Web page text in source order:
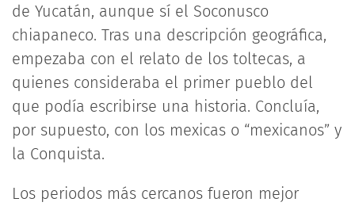
de Yucatán, aunque sí el Soconusco
chiapaneco. Tras una descripción geográfica,
empezaba con el relato de los toltecas, a
quienes consideraba el primer pueblo del
que podía escribirse una historia. Concluía,
por supuesto, con los mexicas o “mexicanos” y
la Conquista.
Los periodos más cercanos fueron mejor